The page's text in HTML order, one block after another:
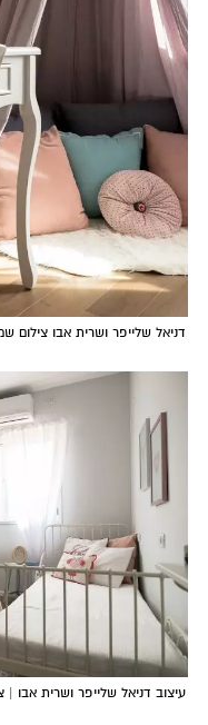
דניאל שלייפר ושרית אבו צילום
עיצוב דניאל שלייפר ושרית אבו |